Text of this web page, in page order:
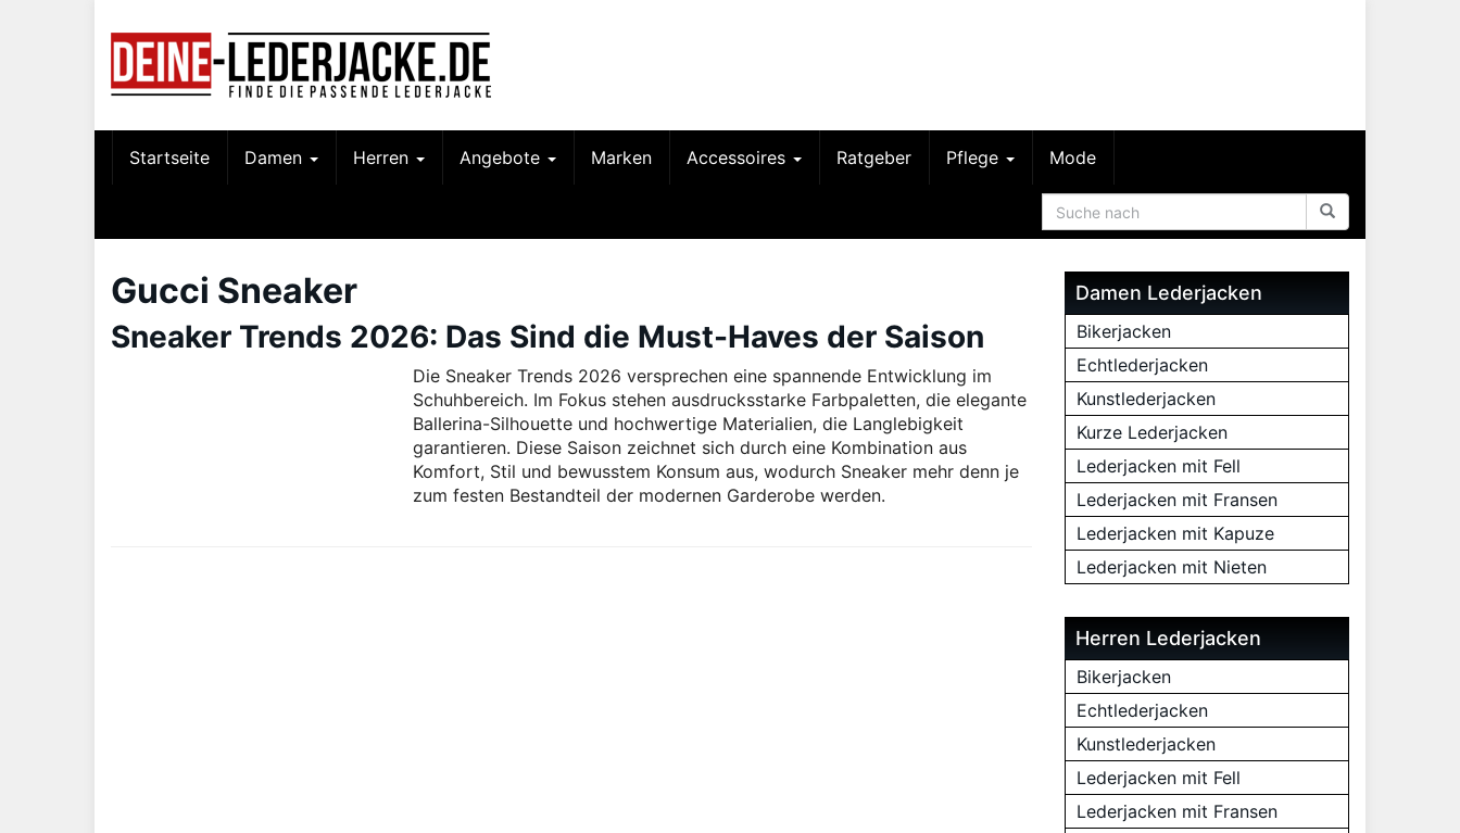
Startseite Damen Herren Angebote Marken Accessoires Ratgeber Pflege Mode
Gucci Sneaker
Sneaker Trends 2026: Das Sind die Must-Haves der Saison
Die Sneaker Trends 2026 versprechen eine spannende Entwicklung im
Schuhbereich. Im Fokus stehen ausdrucksstarke Farbpaletten, die elegante
Ballerina-Silhouette und hochwertige Materialien, die Langlebigkeit
garantieren. Diese Saison zeichnet sich durch eine Kombination aus
Komfort, Stil und bewusstem Konsum aus, wodurch Sneaker mehr denn je
zum festen Bestandteil der modernen Garderobe werden.
Damen Lederjacken
Bikerjacken
Echtlederjacken
Kunstlederjacken
Kurze Lederjacken
Lederjacken mit Fell
Lederjacken mit Fransen
Lederjacken mit Kapuze
Lederjacken mit Nieten
Herren Lederjacken
Bikerjacken
Echtlederjacken
Kunstlederjacken
Lederjacken mit Fell
Lederjacken mit Fransen